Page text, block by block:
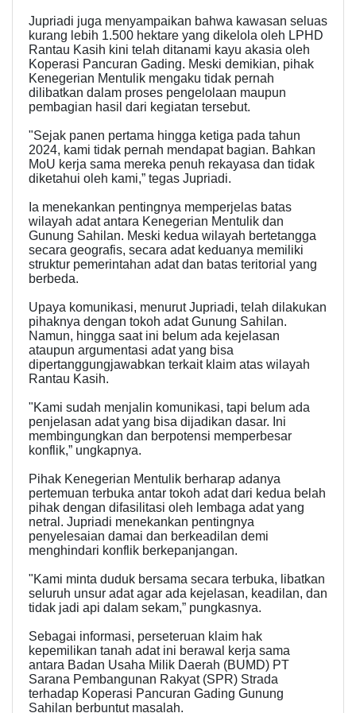
Jupriadi juga menyampaikan bahwa kawasan seluas
kurang lebih 1.500 hektare yang dikelola oleh LPHD
Rantau Kasih kini telah ditanami kayu akasia oleh
Koperasi Pancuran Gading. Meski demikian, pihak
Kenegerian Mentulik mengaku tidak pernah
dilibatkan dalam proses pengelolaan maupun
pembagian hasil dari kegiatan tersebut.
"Sejak panen pertama hingga ketiga pada tahun
2024, kami tidak pernah mendapat bagian. Bahkan
MoU kerja sama mereka penuh rekayasa dan tidak
diketahui oleh kami,” tegas Jupriadi.
Ia menekankan pentingnya memperjelas batas
wilayah adat antara Kenegerian Mentulik dan
Gunung Sahilan. Meski kedua wilayah bertetangga
secara geografis, secara adat keduanya memiliki
struktur pemerintahan adat dan batas teritorial yang
berbeda.
Upaya komunikasi, menurut Jupriadi, telah dilakukan
pihaknya dengan tokoh adat Gunung Sahilan.
Namun, hingga saat ini belum ada kejelasan
ataupun argumentasi adat yang bisa
dipertanggungjawabkan terkait klaim atas wilayah
Rantau Kasih.
"Kami sudah menjalin komunikasi, tapi belum ada
penjelasan adat yang bisa dijadikan dasar. Ini
membingungkan dan berpotensi memperbesar
konflik,” ungkapnya.
Pihak Kenegerian Mentulik berharap adanya
pertemuan terbuka antar tokoh adat dari kedua belah
pihak dengan difasilitasi oleh lembaga adat yang
netral. Jupriadi menekankan pentingnya
penyelesaian damai dan berkeadilan demi
menghindari konflik berkepanjangan.
"Kami minta duduk bersama secara terbuka, libatkan
seluruh unsur adat agar ada kejelasan, keadilan, dan
tidak jadi api dalam sekam,” pungkasnya.
Sebagai informasi, perseteruan klaim hak
kepemilikan tanah adat ini berawal kerja sama
antara Badan Usaha Milik Daerah (BUMD) PT
Sarana Pembangunan Rakyat (SPR) Strada
terhadap Koperasi Pancuran Gading Gunung
Sahilan berbuntut masalah.